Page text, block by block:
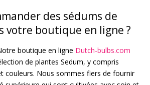
des sédums de
votre boutique en ligne ?
boutique en ligne Dutch-bulbs.com
de plantes Sedum, y compris
couleurs. Nous sommes fiers de fournir